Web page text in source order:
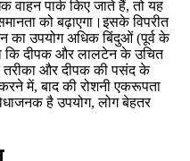
पार्क किए जाते हैं, तो यह
को बढ़ाएगा।इसके विपरीत
का उपयोग अधिक बिंदुओं (पूर्व के
कि दीपक और लालटेन के उचित
तरीका और दीपक की पसंद के
करने में, बाद की रोशनी एकरूपता
है उपयोग, लोग बेहतर